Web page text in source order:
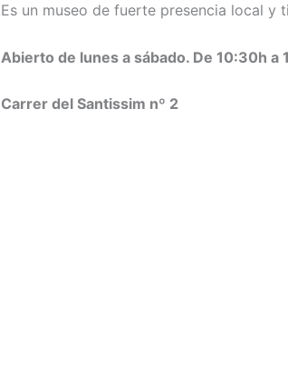
Es un museo de fuerte presencia local y
Abierto de lunes a sábado. De 10:30h a
Carrer del Santissim nº 2